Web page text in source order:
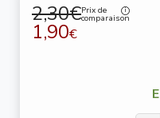
2,30€Prix de
comparaison
1,90€